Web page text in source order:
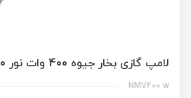
لامپ گازی بخار جیوه 400 وات نور E40 (بیضوی)
NMV400 w